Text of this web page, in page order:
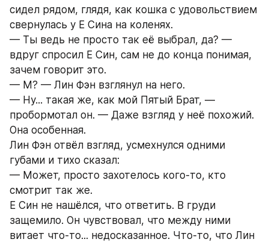
сидел рядом, глядя, как кошка с удовольствием
свернулась у Е Сина на коленях.
— Ты ведь не просто так её выбрал, да? —
вдруг спросил Е Син, сам не до конца понимая,
зачем говорит это.
— М? — Лин Фэн взглянул на него.
— Ну... такая же, как мой Пятый Брат, —
пробормотал он. — Даже взгляд у неё похожий.
Она особенная.
Лин Фэн отвёл взгляд, усмехнулся одними
губами и тихо сказал:
— Может, просто захотелось кого-то, кто
смотрит так же.
Е Син не нашёлся, что ответить. В груди
защемило. Он чувствовал, что между ними
витает что-то... недосказанное. Что-то, что Лин